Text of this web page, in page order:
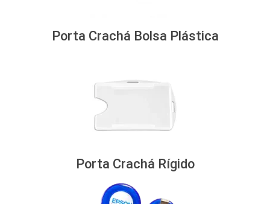
Porta Crachá Bolsa Plástica
Porta Crachá Rígido